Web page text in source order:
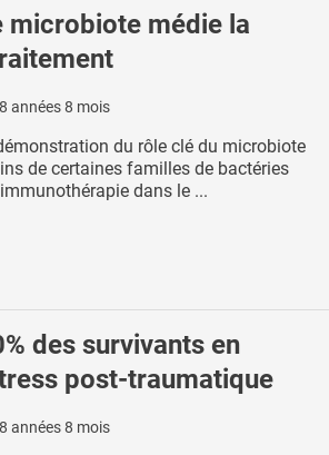
microbiote médie la
8 années 8 mois
du rôle clé du microbiote
de certaines familles de bactéries
dans le ...
des survivants en
post-traumatique
8 années 8 mois